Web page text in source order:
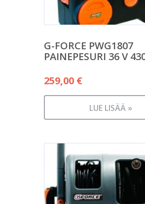
G-FORCE PWG1807
PAINEPESURI 36 V
259,00 €
LUE LISÄÄ »